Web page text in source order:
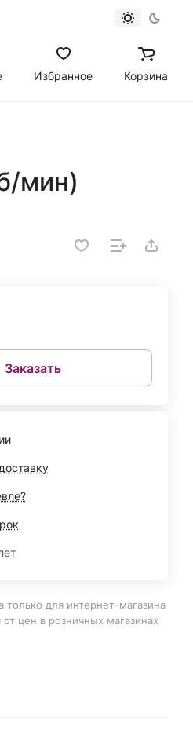
Избранное Корзина
мин)
Заказать
только для интернет-магазина
цен в розничных магазинах